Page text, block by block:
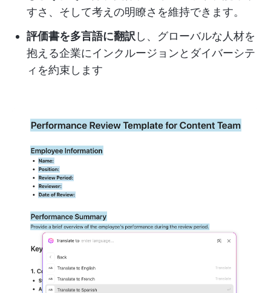
すさ、そして考えの明瞭さを維持できます。
評価書を多言語に翻訳 し、グローバルな人材を
抱える企業にインクルージョンとダイバーシテ
ィを約束します